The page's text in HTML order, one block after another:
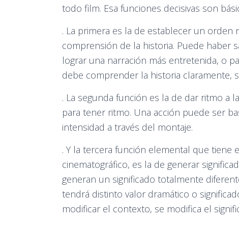
todo film. Esa funciones decisivas son
. La primera es la de establecer un orden
comprensión de la historia. Puede haber
lograr una narración más entretenida, o
debe comprender la historia claramente,
. La segunda función es la de dar ritmo a
para tener ritmo. Una acción puede ser
intensidad a través del montaje.
. Y la tercera función elemental que
cinematográfico, es la de generar
generan un significado totalmente
tendrá distinto valor dramático o
modificar el contexto, se modifica el